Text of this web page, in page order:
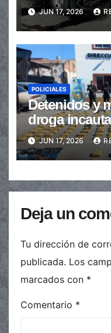
JUN 17, 2026
POLICIALES
Detenidos y
droga
provincia
JUN 17, 2026
Deja un
Tu dirección de
publicada. Los
marcados con *
Comentario *